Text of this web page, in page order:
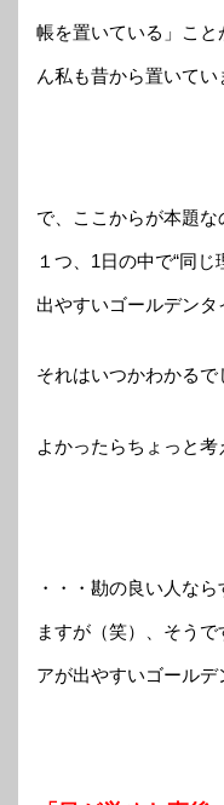
帳を置いている」こと
ん私も昔から置いてい
で、ここからが本題な
１つ、1日の中で“同
出やすいゴールデンタ
それはいつかわかるで
よかったらちょっと考
・・・勘の良い人な
ますが（笑）、そう
アが出やすいゴールデ